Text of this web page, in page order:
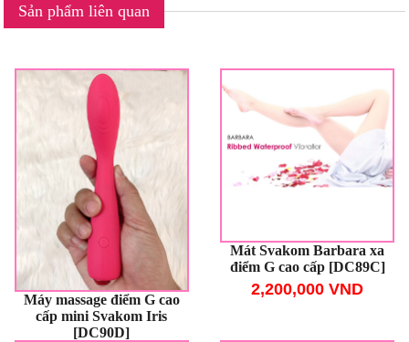
Sản phẩm liên quan
Máy massage điểm G cao
cấp mini Svakom Iris
[DC90D]
Mát Svakom Barbara xa
điểm G cao cấp [DC89C]
2,200,000 VND